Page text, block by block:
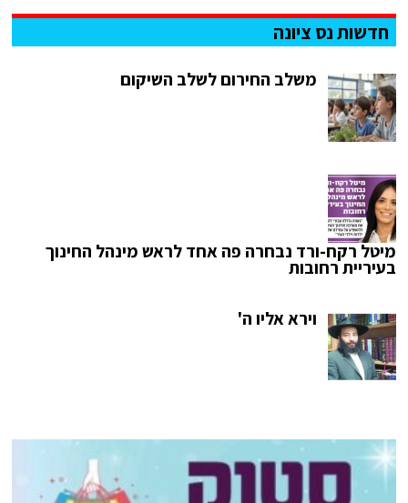
חדשות נס ציונה
משלב החירום לשלב השיקום
מיטל רקח-ורד נבחרה פה אחד לראש מינהל החינוך
בעיריית רחובות
וירא אליו ה'